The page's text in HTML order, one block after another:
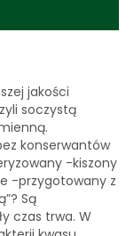
jakości
soczystą
konserwantów
-kiszony
-przygotowany z
Są
czas trwa. W